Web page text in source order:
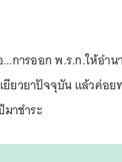
ารออก พ.ร.ก.ให้อำน
ยียวยาปัจจุบัน แล้วค่อ
าชำระ